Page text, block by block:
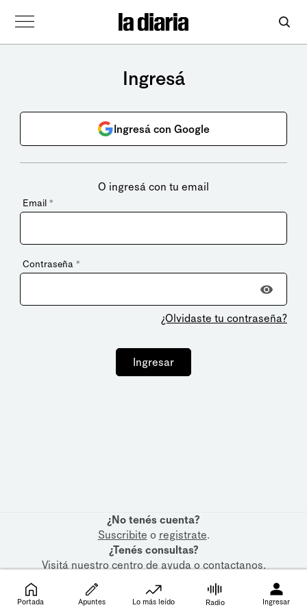
Ingresá
Ingresá con Google
O ingresá con tu email
Email *
Contraseña *
¿Olvidaste tu contraseña?
Ingresar
¿No tenés cuenta?
Suscribite o registrate.
¿Tenés consultas?
Visitá nuestrocentro de ayudaocontactanos.
Portada Apuntes Lo más leído Radio Ingresar